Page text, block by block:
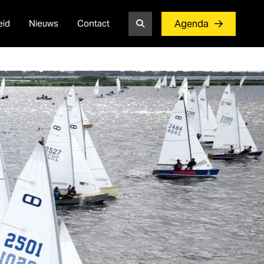
Nieuws Contact Agenda